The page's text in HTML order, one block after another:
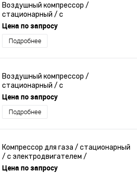
Воздушный компрессор /
стационарный / с
электродвигателем / винтовой
Цена по запросу
Подробнее
Воздушный компрессор /
стационарный / с
электродвигателем / поршневый
Цена по запросу
Подробнее
Компрессор для газа / стационарный
/ с электродвигателем /
центробежный
Цена по запросу